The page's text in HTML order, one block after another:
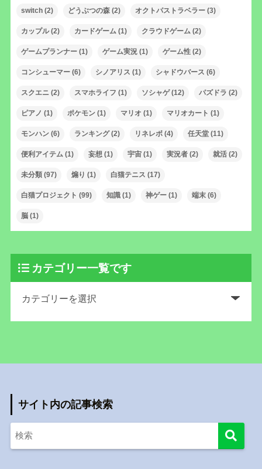
switch(2) どうぶつの森(2) オクトパストラベラー(3)
カップル(2) カードゲーム(1) クラウドゲーム(2)
ゲームプランナー(1) ゲーム実況(1) ゲーム性(2)
コンシューマー(6) シノアリス (1) シャドウバース (6)
スクエニ(2) スマホライフ (1) ソシャゲ(12) パズドラ (2)
ピアノ (1) ポケモン(1) マリオ (1) マリオカート (1)
モンハン(6) ランキング(2) リネレボ(4) 任天堂(11)
便利アイテム(1) 妄想(1) 宇宙(1) 実況者(2) 就活(2)
未分類(97) 煽り (1) 白猫テニス (17)
白猫プロジェクト (99) 知識(1) 神ゲー(1) 端末(6)
脳(1)
カテゴリー一覧です
サイト内の記事検索